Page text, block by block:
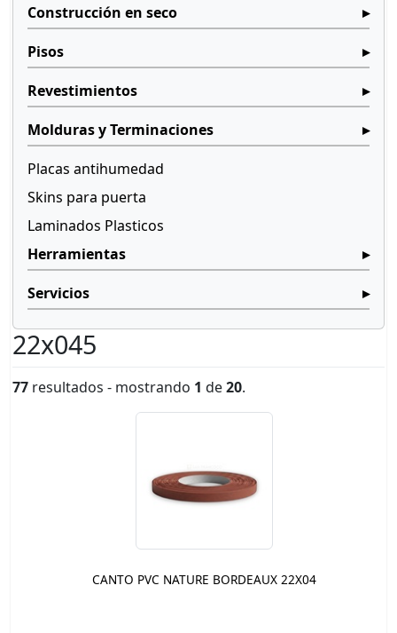
Construcción en seco
Pisos
Revestimientos
Molduras y Terminaciones
Placas antihumedad
Skins para puerta
Laminados Plasticos
Herramientas
Servicios
22x045
77 resultados - mostrando 1 de20.
CANTO PVC NATURE BORDEAUX 22X04